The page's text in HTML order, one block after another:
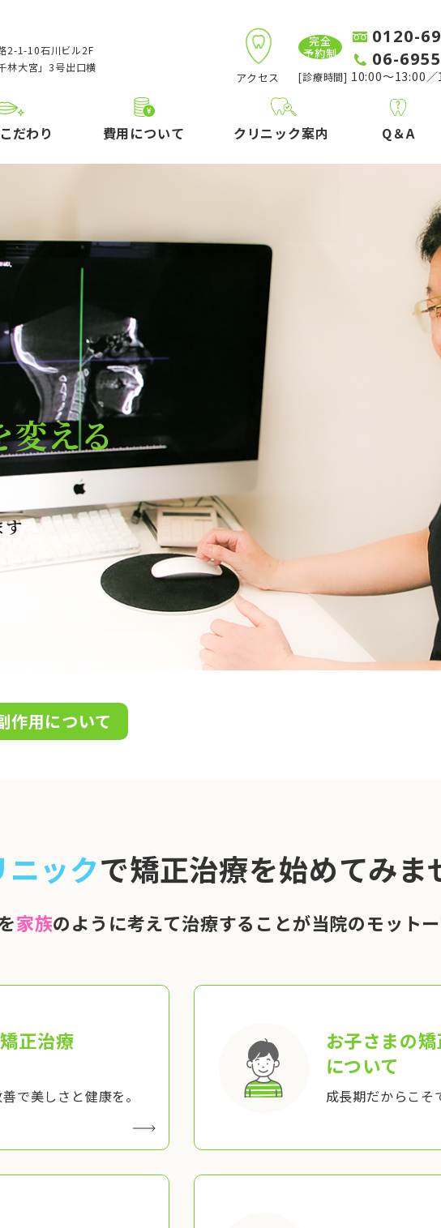
2-1-10石川ビル2F
林大宮」3号出口横
アクセス
完全
予約制
0120-
06-
[診療時間] 10:00～13:00
だわり 費用について クリニック案内 Q＆A
変える
す
作用について
ックで矯正治療を始めてみま
家族のように考えて治療することが当院のモット
正治療
で美しさと健康を。
お子さまの
について
成長期だからこそ